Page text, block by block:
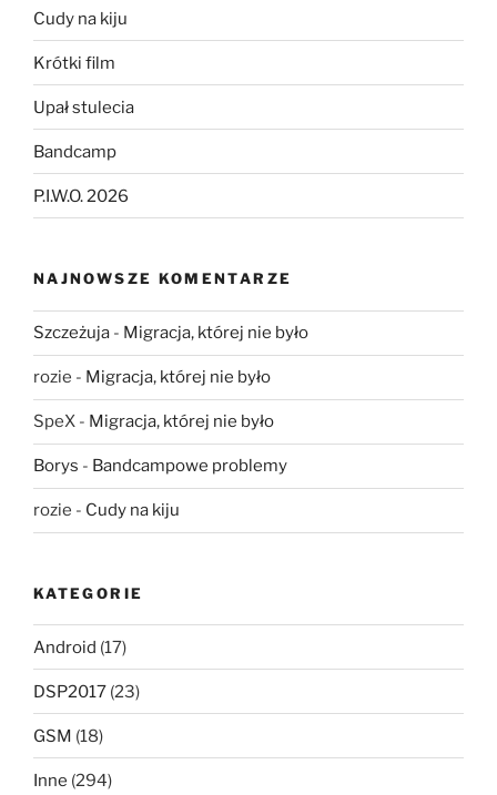
Cudy na kiju
Krótki film
Upał stulecia
Bandcamp
P.I.W.O. 2026
NAJNOWSZE KOMENTARZE
Szczeżuja - Migracja, której nie było
rozie - Migracja, której nie było
SpeX - Migracja, której nie było
Borys - Bandcampowe problemy
rozie - Cudy na kiju
KATEGORIE
Android (17)
DSP2017 (23)
GSM (18)
Inne (294)